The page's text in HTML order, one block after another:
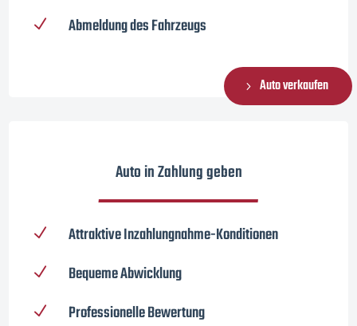
N Abmeldung des Fahrzeugs
Auto verkaufen
Auto in Zahlung geben
N Attraktive Inzahlungnahme-Konditionen
N Bequeme Abwicklung
N Professionelle Bewertung